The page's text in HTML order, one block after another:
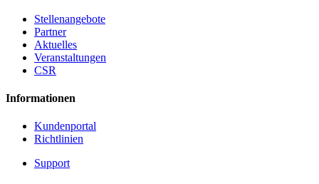
Stellenangebote
Partner
Aktuelles
Veranstaltungen
CSR
Informationen
Kundenportal
Richtlinien
Support